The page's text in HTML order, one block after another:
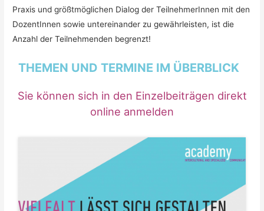
Praxis und größtmöglichen Dialog der TeilnehmerInnen mit den
DozentInnen sowie untereinander zu gewährleisten, ist die
Anzahl der Teilnehmenden begrenzt!
THEMEN UND TERMINE IM ÜBERBLICK
Sie können sich in den Einzelbeiträgen direkt
online anmelden